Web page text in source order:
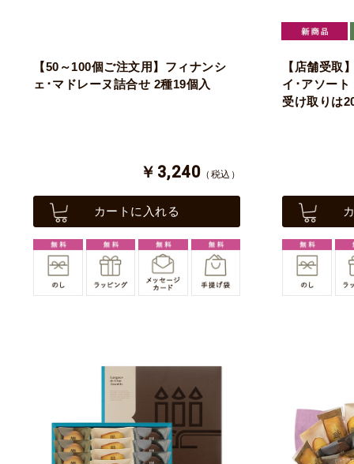
【50～100個ご注文用】フィナンシ
ェ･マドレーヌ詰合せ 2種19個入
￥3,240 （税込）
カートに入れる
【店舗受取
イ･アソー
受け取りは